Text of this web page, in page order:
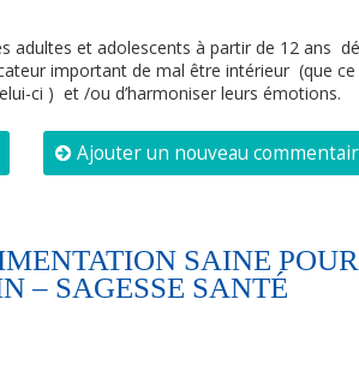
adultes et adolescents à partir de 12 ans
important de mal être intérieur (que ce
ci ) et /ou d’harmoniser leurs émotions.
Ajouter un nouveau
SAINE
– SAGESSE SANTÉ